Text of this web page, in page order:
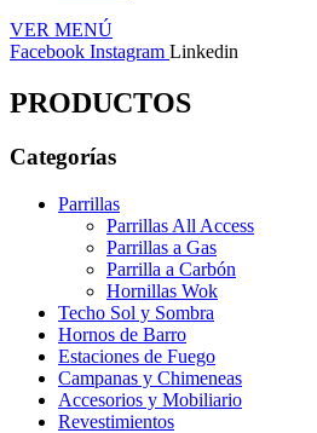
VER MENÚ
Facebook Instagram Linkedin
PRODUCTOS
Categorías
Parrillas
Parrillas All Access
Parrillas a Gas
Parrilla a Carbón
Hornillas Wok
Techo Sol y Sombra
Hornos de Barro
Estaciones de Fuego
Campanas y Chimeneas
Accesorios y Mobiliario
Revestimientos